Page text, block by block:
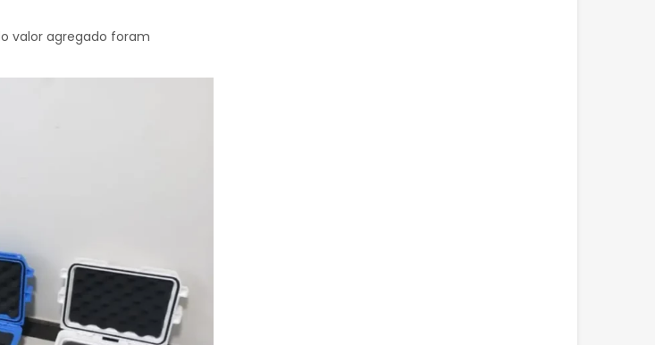
valor agregado foram